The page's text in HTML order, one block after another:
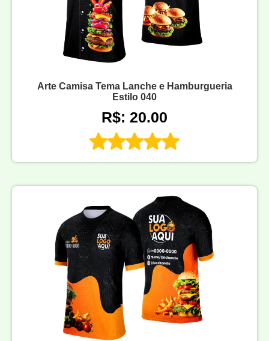
Arte Camisa Tema Lanche e Hamburgueria
Estilo 040
R$: 20.00